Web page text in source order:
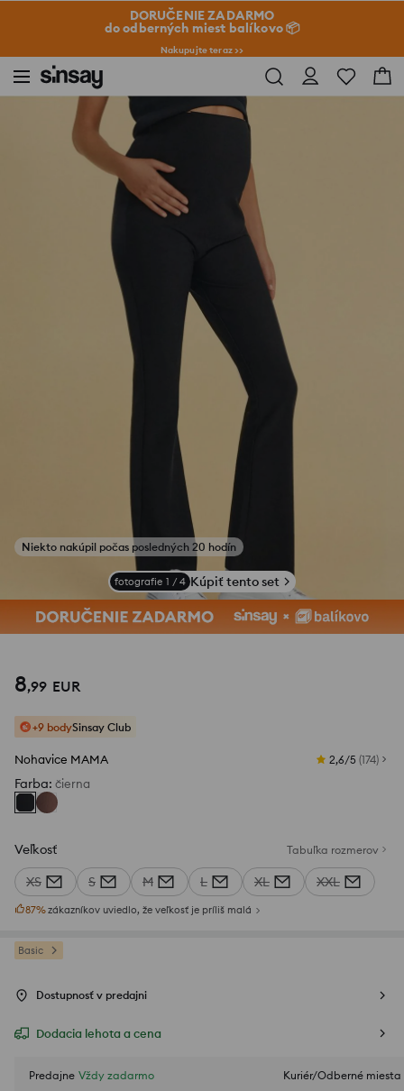
DORUČENIE ZADARMO
do odberných miest balíkovo 📦
Nakupujte teraz >>
Žena Nohavice MAMA
Niekto nakúpil počas posledných 20 hodín
fotografie 1 / 4 Kúpiť tento set
8,99 EUR
+9 bodySinsay Club
Nohavice MAMA 2,6/5 (174)
Farba: čierna
Veľkosť Tabuľka rozmerov
XS S M L XL XXL
87%zákazníkov uviedlo, že veľkosť je príliš malá
Basic
Dostupnosť v predajni
Dodacia lehota a cena
Predajne Vždy zadarmo
Kuriér/Odberné miesta